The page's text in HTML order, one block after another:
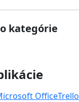
kategórie
OfficeTrello